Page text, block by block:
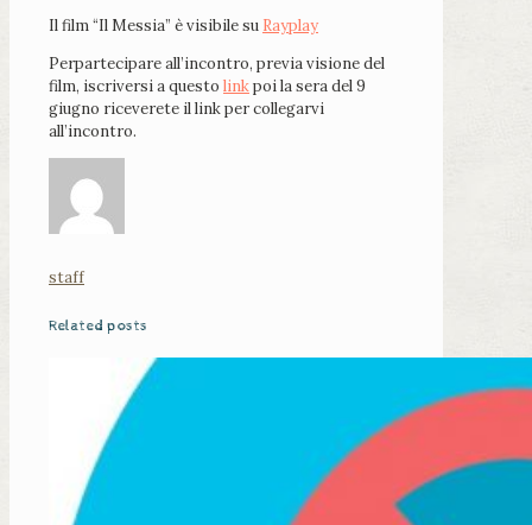
Il film “Il Messia” è visibile su Rayplay
Perpartecipare all’incontro, previa visione del
film, iscriversi a questo linkpoi la sera del 9
giugno riceverete il link per collegarvi
all’incontro.
staff
Related posts